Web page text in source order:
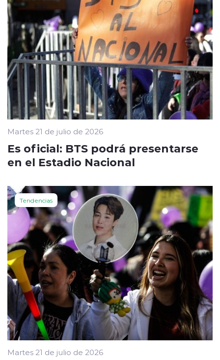
Martes 21 de julio de 2026
Es oficial: BTS podrá presentarse
en el Estadio Nacional
Tendencias
Martes 21 de julio de 2026